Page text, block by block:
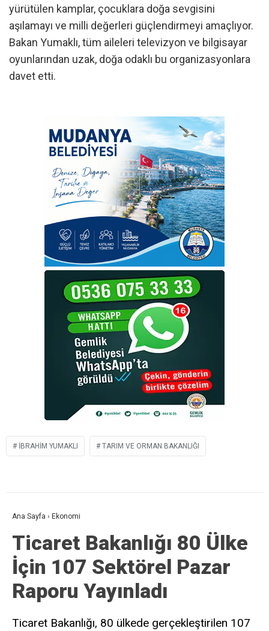
yürütülen kamplar, çocuklara doğa sevgisini
aşılamayı ve milli değerleri güçlendirmeyi amaçlıyor.
Bakan Yumaklı, tüm aileleri televizyon ve bilgisayar
oyunlarından uzak, doğa odaklı bu organizasyonlara
davet etti.
IBRAHIM YUMAKLI TARIM VE ORMAN BAKANLIĞI
Ana Sayfa › Ekonomi
Ticaret Bakanlığı 80 Ülke
İçin 107 Sektörel Pazar
Raporu Yayınladı
Ticaret Bakanlığı, 80 ülkede gerçekleştirilen 107